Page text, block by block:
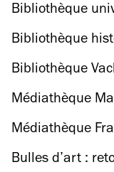
Bibliothèque
civilisations
Bibliothèque
Bibliothèque
Médiathèque
Médiathèque
Bulles d’art :